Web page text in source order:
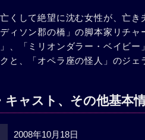
くして絶望に沈む女性が、亡き
ィソン郡の橋」の脚本家リチ
、「ミリオンダラー・ベイビ
と、「オペラ座の怪人」のジェ
キャスト、その他基本
2008年10月18日